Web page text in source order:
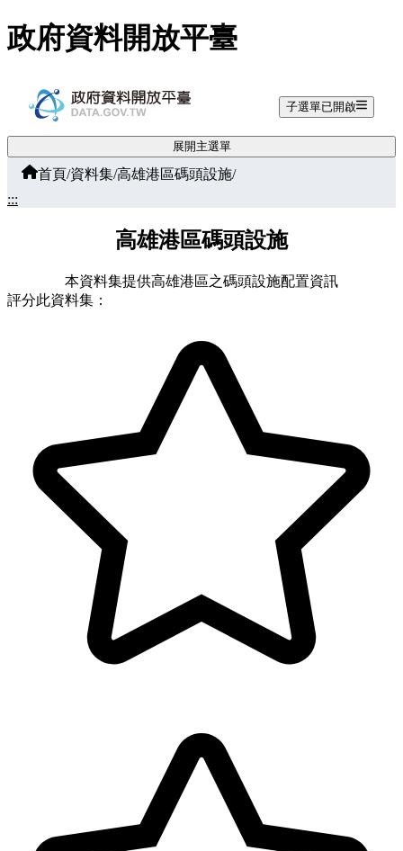
跳至主要內容
政府資料開放平臺
子選單已開啟
展開主選單
首頁/資料集/高雄港區碼頭設施/
:::
高雄港區碼頭設施
本資料集提供高雄港區之碼頭設施配置資訊
評分此資料集：